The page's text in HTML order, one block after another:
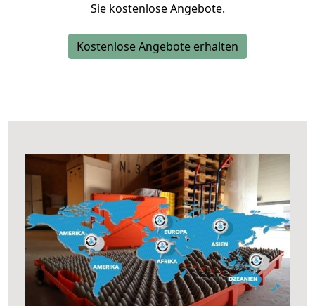
Sie kostenlose Angebote.
Kostenlose Angebote erhalten